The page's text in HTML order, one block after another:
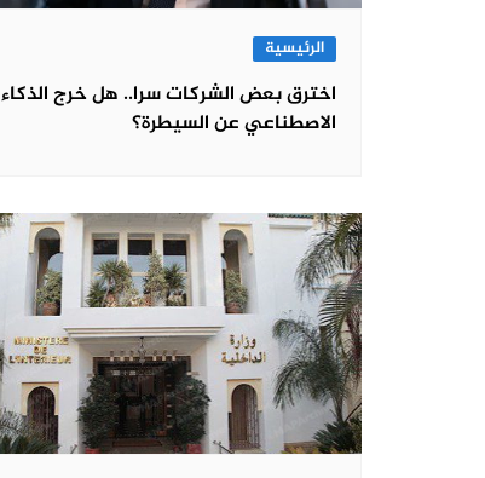
الرئيسية
اخترق بعض الشركات سرا.. هل خرج الذكاء
الاصطناعي عن السيطرة؟